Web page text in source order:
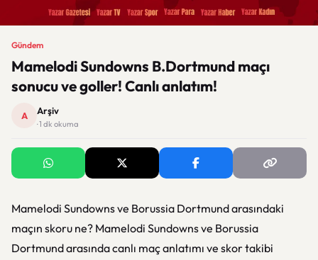
Gündem
Mamelodi Sundowns B.Dortmund maçı
sonucu ve goller! Canlı anlatım!
A Arşiv
· 1 dk okuma
Mamelodi Sundowns ve Borussia Dortmund arasındaki
maçın skoru ne? Mamelodi Sundowns ve Borussia
Dortmund arasında canlı maç anlatımı ve skor takibi